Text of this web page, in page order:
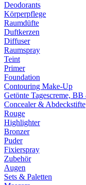
Deodorants
Körperpflege
Raumdüfte
Duftkerzen
Diffuser
Raumspray
Teint
Primer
Foundation
Contouring Make-Up
Getönte Tagescreme,
Concealer & Abdeckstifte
Rouge
Highlighter
Bronzer
Puder
Fixierspray
Zubehör
Augen
Sets & Paletten